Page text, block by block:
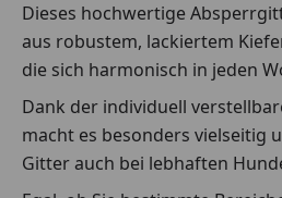
Dieses hochwertige
aus robustem, lackiertem
die sich harmonisch in jeden
Dank der individuell
macht es besonders vielseitig
Gitter auch bei lebhaften